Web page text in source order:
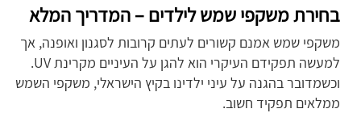
בחירת משקפי שמש לילדים – המדריך המלא
משקפי שמש אמנם קשורים לעתים קרובות לסגנון ואופנה, אך
למעשה תפקידם העיקרי הוא להגן על העיניים מקרינת UV.
וכשמדובר בהגנה על עיני ילדינו בקיץ הישראלי, משקפי השמש
ממלאים תפקיד חשוב.